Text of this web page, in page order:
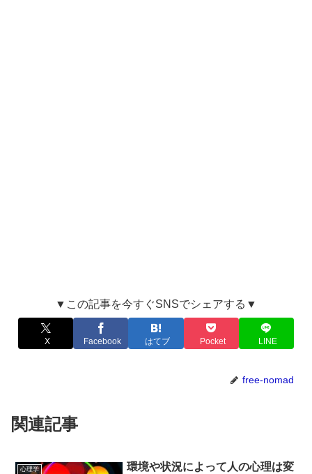
▼この記事を今すぐSNSでシェアする▼
X Facebook はてブ Pocket LINE
free-nomad
関連記事
心理学
環境や状況によって人の心理は変